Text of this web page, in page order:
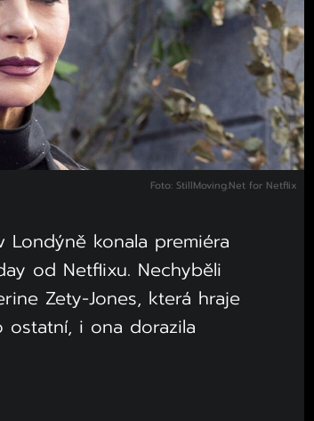
Foto: StillMoving.Net for Netflix
konala premiéra
od Netflixu. Nechyběli
Zety-Jones, která hraje
ostatní, i ona dorazila